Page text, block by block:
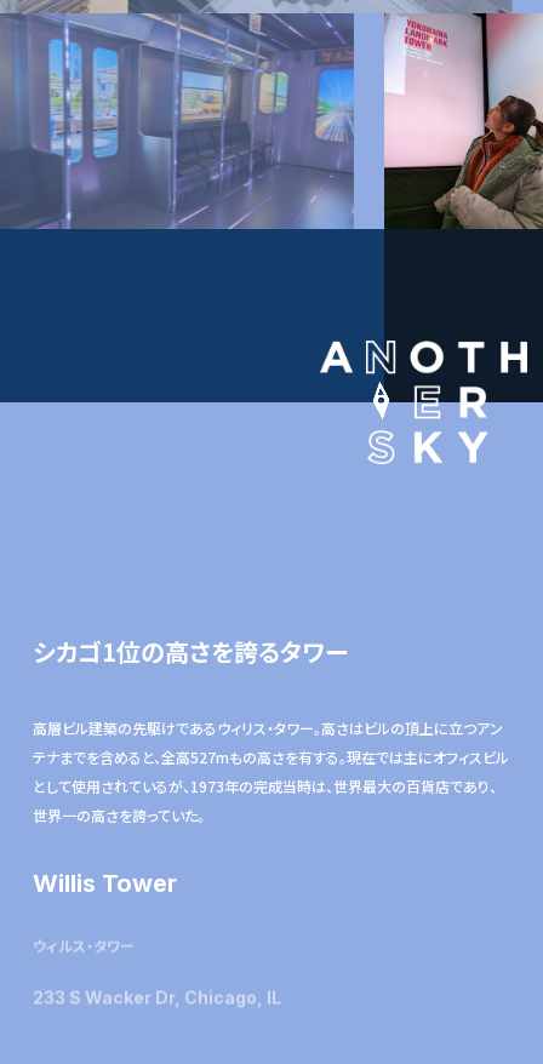
シカゴ1位の高さを誇るタワー
⾼層ビル建築の先駆けであるウィリス・タワー。⾼さはビルの頂上に⽴つアン
テナまでを含めると、全⾼527mもの高さを有する。現在では主にオフィスビル
として使⽤されているが、1973年の完成当時は、世界最⼤の百貨店であり、
世界⼀の⾼さを誇っていた。
Willis Tower